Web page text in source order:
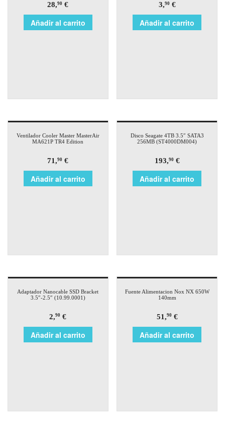
28,90 €
Añadir al carrito
3,90€
Añadir al carrito
Ventilador Cooler Master MasterAir
MA621P TR4 Edition
71,90 €
Añadir al carrito
Disco Seagate 4TB 3.5″ SATA3
256MB (ST4000DM004)
193,90€
Añadir al carrito
Adaptador Nanocable SSD Bracket
3.5″-2.5″ (10.99.0001)
2,90 €
Añadir al carrito
Fuente Alimentacion Nox NX 650W
140mm
51,90€
Añadir al carrito